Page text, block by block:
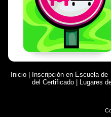
Inicio Inscripción en Escuela de
del Certificado
Lugares